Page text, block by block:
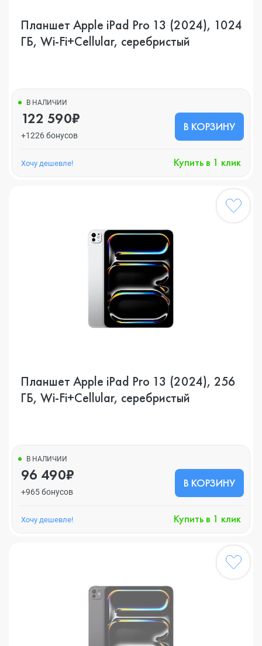
Планшет Apple iPad Pro 13 (2024), 1024
ГБ, Wi-Fi+Cellular, серебристый
В НАЛИЧИИ
122 590₽
+1226 бонусов
В КОРЗИНУ
Хочу дешевле! Купить в 1 клик
Планшет Apple iPad Pro 13 (2024), 256
ГБ, Wi-Fi+Cellular, серебристый
В НАЛИЧИИ
96 490₽
+965 бонусов
В КОРЗИНУ
Хочу дешевле! Купить в 1 клик